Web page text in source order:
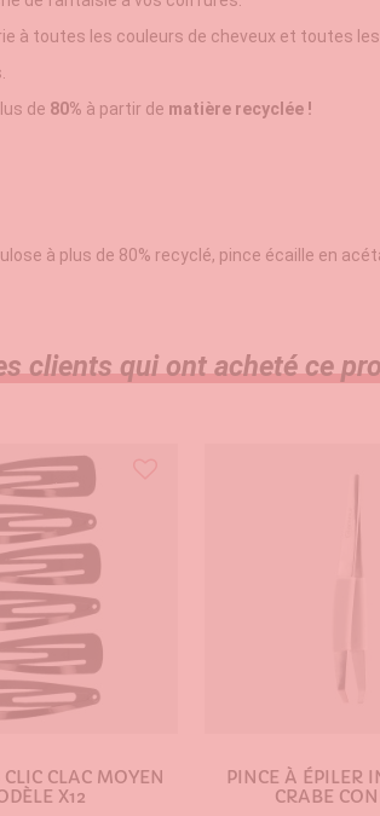
à toutes les couleurs de cheveux et toutes les
de 80% à partir de matière recyclée !
à plus de 80% recyclé, pince écaille en
clients qui ont acheté ce
CLIC CLAC MOYEN
X12
PINCE À ÉPILER
CRABE